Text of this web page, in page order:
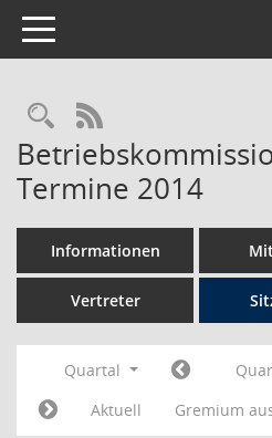
Toggle navigation
Rechercheauswahl
RSS-Feed
Termine 2014
Informationen
Vertreter
Quartal
Aktuell
Gremium